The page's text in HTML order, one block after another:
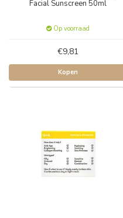
Facial Sunscreen 50ml
Op voorraad
€9,81
Kopen